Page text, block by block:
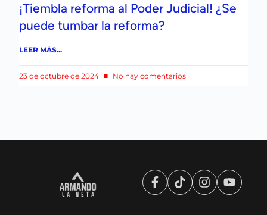
¡Tiembla reforma al Poder Judicial! ¿Se
puede tumbar la reforma?
LEER MÁS...
23 de octubre de 2024 No hay comentarios